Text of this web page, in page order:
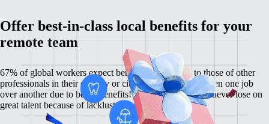
Offer best-in-class local benefits for your
remote team
67% of global workers expect benefits comparable to those of other
professionals in their country or city, and 60% have chosen one job
over another due to better benefits! With Remote, you'll never lose on
great talent because of lackluster benefits.